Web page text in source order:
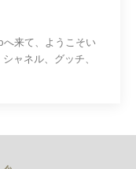
来て、ようこそい
ャネル、グッチ、